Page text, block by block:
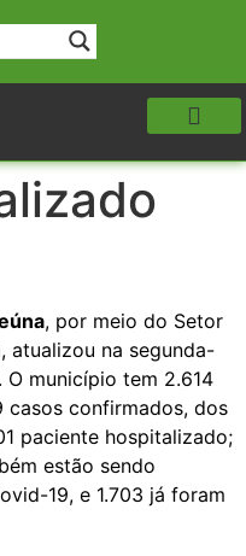
, por meio do Setor
atualizou na segunda-
município tem 2.614
casos confirmados, dos
paciente hospitalizado;
estão sendo
19, e 1.703 já foram